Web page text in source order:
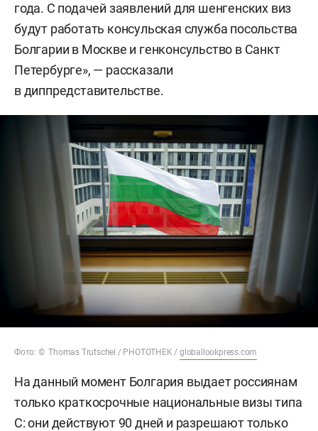
года. С подачей заявлений для шенгенских виз
будут работать консульская служба посольства
Болгарии в Москве и генконсульство в Санкт
Петербурге», — рассказали
в диппредставительстве.
Фото: © Thomas Trutschel / PHOTOTHEK /globallookpress.com
На данный момент Болгария выдает россиянам
только краткосрочные национальные визы типа
C: они действуют 90 дней и разрешают только